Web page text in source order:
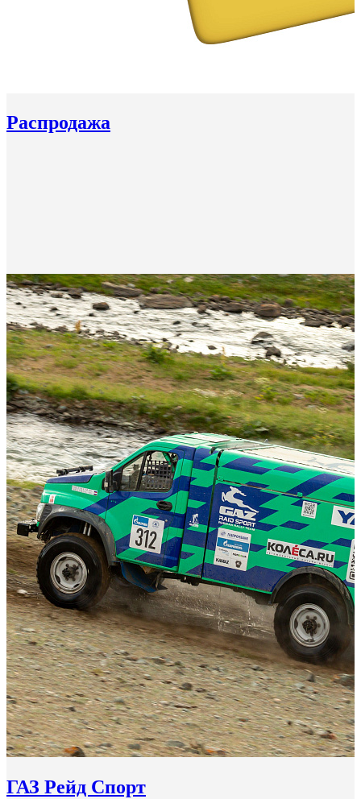
Распродажа
ГАЗ Рейд Спорт